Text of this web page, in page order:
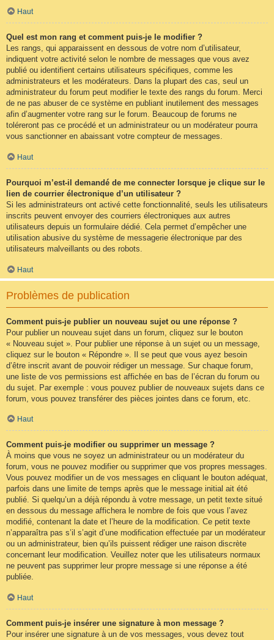
Haut
Quel est mon rang et comment puis-je le modifier ?
Les rangs, qui apparaissent en dessous de votre nom d’utilisateur,
indiquent votre activité selon le nombre de messages que vous avez
publié ou identifient certains utilisateurs spécifiques, comme les
administrateurs et les modérateurs. Dans la plupart des cas, seul un
administrateur du forum peut modifier le texte des rangs du forum. Merci
de ne pas abuser de ce système en publiant inutilement des messages
afin d’augmenter votre rang sur le forum. Beaucoup de forums ne
toléreront pas ce procédé et un administrateur ou un modérateur pourra
vous sanctionner en abaissant votre compteur de messages.
Haut
Pourquoi m’est-il demandé de me connecter lorsque je clique sur le
lien de courrier électronique d’un utilisateur ?
Si les administrateurs ont activé cette fonctionnalité, seuls les utilisateurs
inscrits peuvent envoyer des courriers électroniques aux autres
utilisateurs depuis un formulaire dédié. Cela permet d’empêcher une
utilisation abusive du système de messagerie électronique par des
utilisateurs malveillants ou des robots.
Haut
Problèmes de publication
Comment puis-je publier un nouveau sujet ou une réponse ?
Pour publier un nouveau sujet dans un forum, cliquez sur le bouton
« Nouveau sujet ». Pour publier une réponse à un sujet ou un message,
cliquez sur le bouton « Répondre ». Il se peut que vous ayez besoin
d’être inscrit avant de pouvoir rédiger un message. Sur chaque forum,
une liste de vos permissions est affichée en bas de l’écran du forum ou
du sujet. Par exemple : vous pouvez publier de nouveaux sujets dans ce
forum, vous pouvez transférer des pièces jointes dans ce forum, etc.
Haut
Comment puis-je modifier ou supprimer un message ?
À moins que vous ne soyez un administrateur ou un modérateur du
forum, vous ne pouvez modifier ou supprimer que vos propres messages.
Vous pouvez modifier un de vos messages en cliquant le bouton adéquat,
parfois dans une limite de temps après que le message initial ait été
publié. Si quelqu’un a déjà répondu à votre message, un petit texte situé
en dessous du message affichera le nombre de fois que vous l’avez
modifié, contenant la date et l’heure de la modification. Ce petit texte
n’apparaîtra pas s’il s’agit d’une modification effectuée par un modérateur
ou un administrateur, bien qu’ils puissent rédiger une raison discrète
concernant leur modification. Veuillez noter que les utilisateurs normaux
ne peuvent pas supprimer leur propre message si une réponse a été
publiée.
Haut
Comment puis-je insérer une signature à mon message ?
Pour insérer une signature à un de vos messages, vous devez tout